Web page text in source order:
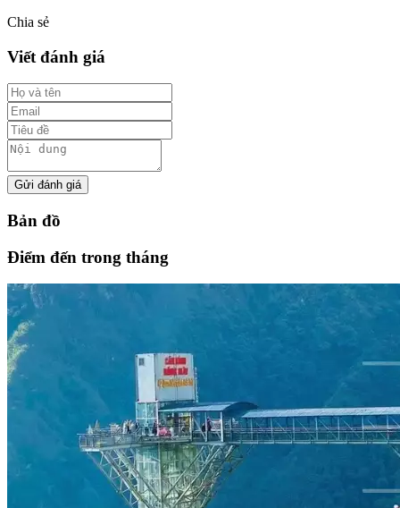
Chia sẻ
Viết đánh giá
Gửi đánh giá
Bản đồ
Điểm đến trong tháng